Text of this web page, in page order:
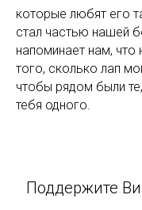
которые любят его
стал частью нашей
напоминает нам, что
того, сколько лап
чтобы рядом были
тебя одного.
Поддержите